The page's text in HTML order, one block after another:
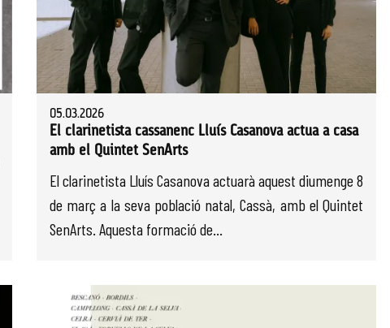
05.03.2026
El clarinetista cassanenc Lluís Casanova actua a casa
amb el Quintet SenArts
El clarinetista Lluís Casanova actuarà aquest diumenge 8
de març a la seva població natal, Cassà, amb el Quintet
SenArts. Aquesta formació de...